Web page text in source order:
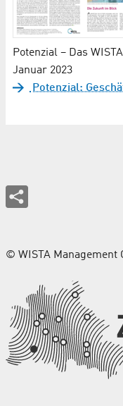
Potenzial – Das
Januar 2023
Potenzial:
© WISTA Management